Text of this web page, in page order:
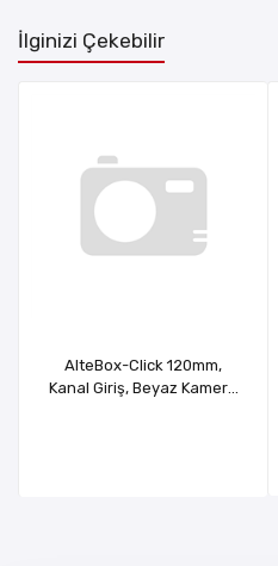
İlginizi Çekebilir
AlteBox-Click 120mm,
Kanal Giriş, Beyaz Kamera